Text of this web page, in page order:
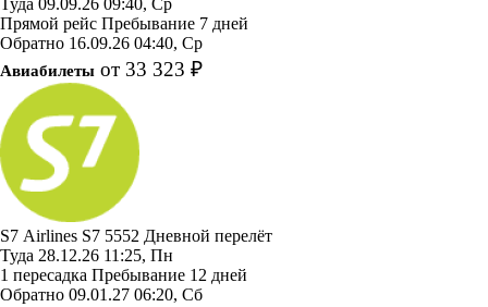
Прямой рейс Пребывание 7 дней
Обратно 16.09.26 04:40, Ср
Авиабилеты от 33 323 ₽
S7 Airlines S7 5552 Дневной перелёт
Туда 28.12.26 11:25, Пн
1 пересадка Пребывание 12 дней
Обратно 09.01.27 06:20, Сб